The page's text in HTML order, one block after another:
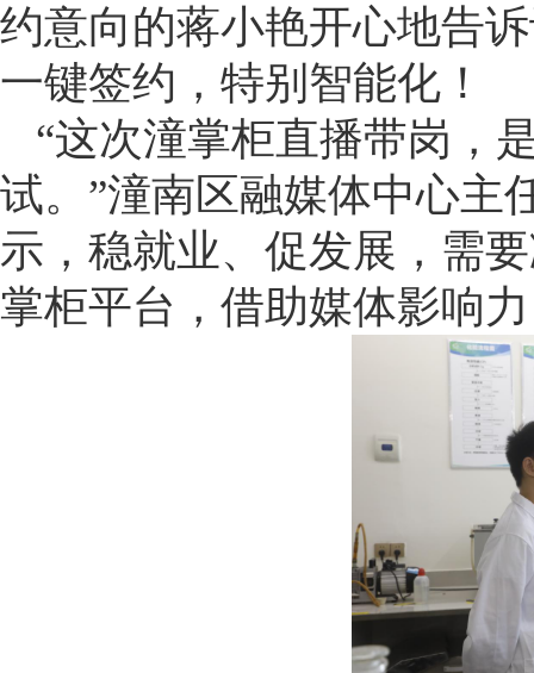
约意向的蒋小艳开心地告
一键签约，特别智能化！
“这次潼掌柜直播带岗，
试。”潼南区融媒体中心主
示，稳就业、促发展，需
掌柜平台，借助媒体影响